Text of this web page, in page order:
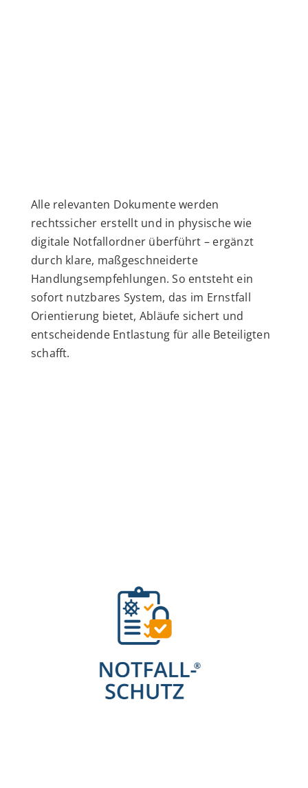
Alle relevanten Dokumente werden
rechtssicher erstellt und in physische wie
digitale Notfallordner überführt – ergänzt
durch klare, maßgeschneiderte
Handlungsempfehlungen. So entsteht ein
sofort nutzbares System, das im Ernstfall
Orientierung bietet, Abläufe sichert und
entscheidende Entlastung für alle Beteiligten
schafft.